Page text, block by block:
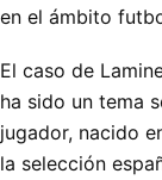
en el ámbito
El caso de
ha sido un tema
jugador, nacido
la selección